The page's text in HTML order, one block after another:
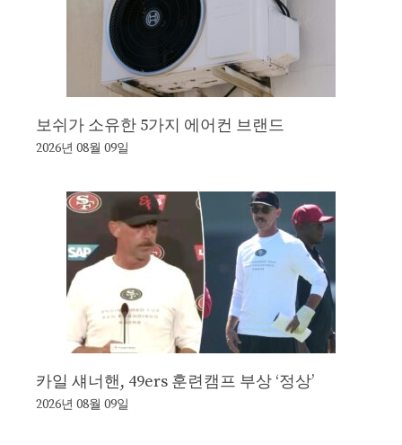
보쉬가 소유한 5가지 에어컨 브랜드
2026년 08월 09일
카일 섀너핸, 49ers 훈련캠프 부상 ‘정상’
2026년 08월 09일